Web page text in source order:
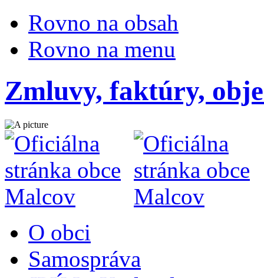
Rovno na obsah
Rovno na menu
Zmluvy, faktúry,
O obci
Samospráva